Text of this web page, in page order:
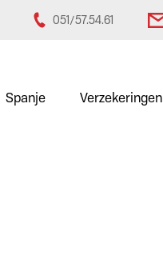
051/57.54.61
Spanje Verzekeringen